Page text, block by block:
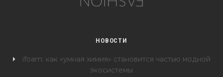
НОВОСТИ
ifoam: как «умная химия» становится частью модной
экосистемы